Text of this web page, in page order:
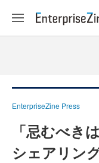
EnterpriseZine Press
「忌むべき
シェアリン